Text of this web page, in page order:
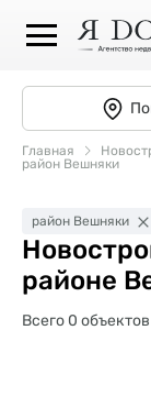
Главная
район Вешняки
район Вешняки
районе
Всего 0 объектов